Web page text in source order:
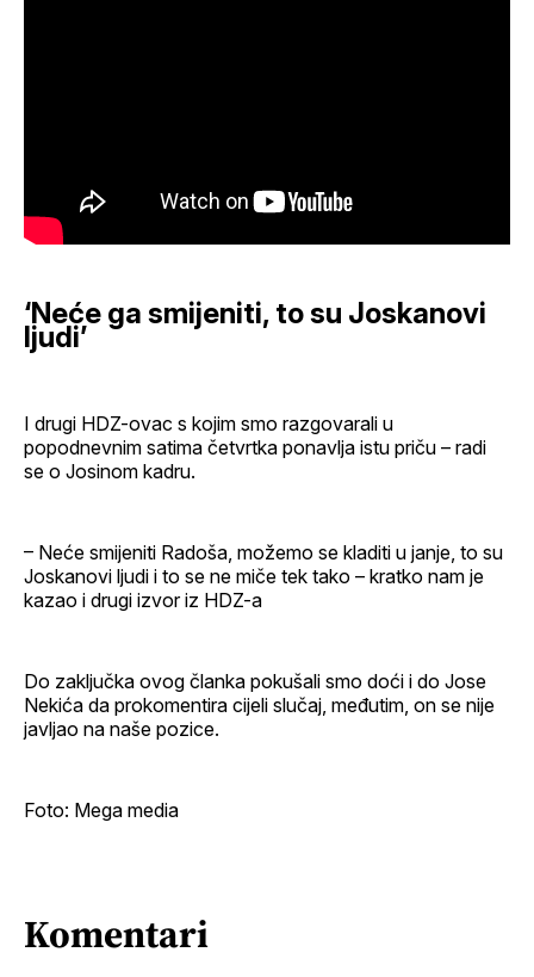
‘Neće ga smijeniti, to su Joskanovi
ljudi’
I drugi HDZ-ovac s kojim smo razgovarali u
popodnevnim satima četvrtka ponavlja istu priču – radi
se o Josinom kadru.
– Neće smijeniti Radoša, možemo se kladiti u janje, to su
Joskanovi ljudi i to se ne miče tek tako – kratko nam je
kazao i drugi izvor iz HDZ-a
Do zaključka ovog članka pokušali smo doći i do Jose
Nekića da prokomentira cijeli slučaj, međutim, on se nije
javljao na naše pozice.
Foto: Mega media
Komentari